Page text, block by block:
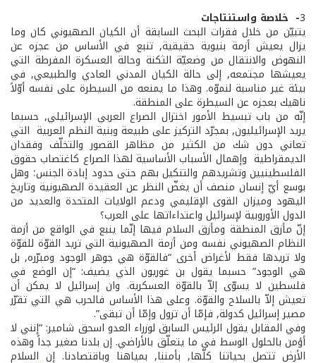
3- ­ خلاصة واستنتاجات
يتبيّن من خلال فقرات البحث السابقة أن الكيان الصهيوني كان وما
يزال يعيش أزمة بنيوية حقيقية, تنبع في الأساس من عجزه عن
النهوض والانتقال من وضعيّة الثكنة وحالة العسكرة المفرطة التي
يعيشها مجتمعه, إلى حالة الكيان المدني العادي والطبيعي, في
بيئة غير مناسبة لنموّه. وهذا ما يمنعه من السيطرة على نفسه أوّلاً
ناهيك بعجزه عن السيطرة على المنطقة.
إنّه من باب تبسيط الأمور اختزال الصراع العربي الإسرائيلي, حسبما
يريد الإسرائيليون, بمجرّد التركيز على طبيعة وبنية النظم العربية ­ التي
تعاني دون شك من الكثير من مظاهر القصور والتخلّف وفقدان
الديمقراطية ­ وإهمال الأسباب الأساسية لهذا الصراع كاغتصاب حقوق
الفلسطينيين وتشريدهم والتنكيل بهم حتى حدود إبادة الجنس؛ وهل
بوسع أيّ إنسان منصف أن يغضّ النظر عن العقيدة الصهيونية وتاريخ
اليهود وميزان القوى الإقليمي ودعم الولايات المتحدة والعديد من
الدول الأوروبية لإسرائيل واعتداءاتها على العرب؟
إنّ مأزق المنطقة ومأزق السلام فيها إنّما ينبع في الواقع من أزمة
النظام الصهيوني نفسه ومن أزمة الصهيونية التي تريد القوّة للقوّة
ولا تريدها فقط لأغراض أخرى “فالقوّة هي جوهر الوجود ومبرّره, بل
هي الوجود” حسبما يقول بن غوريون الذي يضيف: “إن الوضع في
فلسطين لا يسوّى إلاّ بالقوّة العسكرية. وان إسرائيل لا يمكن أن
تعيش إلاّ بالسلاح والقوّة. وعلى هذا الأساس فالحرب هي التي تقرّر
مصير إسرائيل كدولة, فإمّا أن تزول وإمّا أن تبقى”.
وفي المقابل يقول الرئيس السابق لوزراء العدو اسحق شامير: “إنني لا
أؤمن بالحلول الوسط في ما يتعلّق بالأراضي. إن بلدنا صغير جداً وهذه
الأرض تتصل بحياتنا كلّها, بأمننا, بمياهنا وباقتصادنا. إن السلام